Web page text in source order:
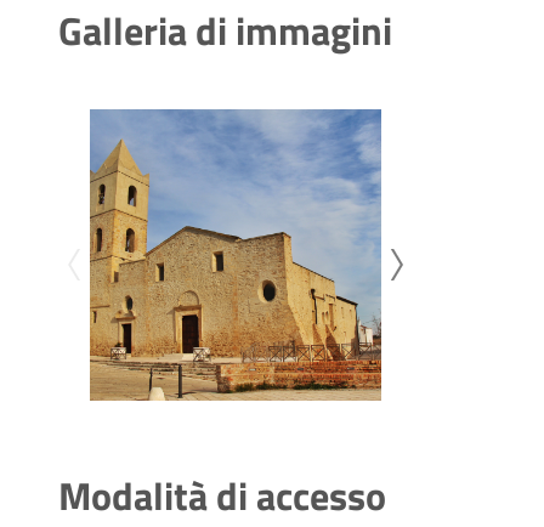
Galleria di immagini
Modalità di accesso